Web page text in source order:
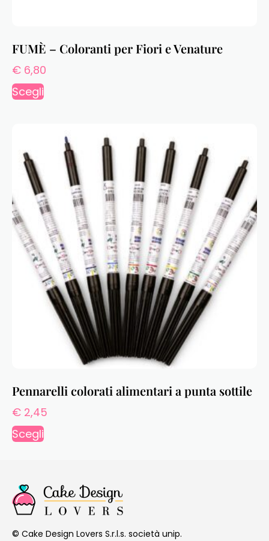
FUMÈ – Coloranti per Fiori e Venature
€ 6,80
Scegli
Pennarelli colorati alimentari a punta sottile
€ 2,45
Scegli
© Cake Design Lovers S.r.l.s. società unip.